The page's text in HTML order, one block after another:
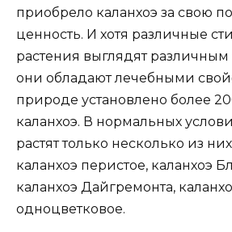
приобрело каланхоэ за свою
ценность. И хотя различные
растения выглядят различным
они обладают лечебными
природе установлено более
каланхоэ. В нормальных
растят только несколько из
каланхоэ перистое, каланхоэ
каланхоэ Дайгремонта,
одноцветковое.